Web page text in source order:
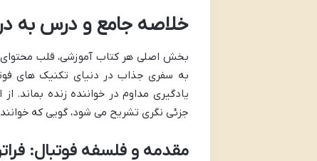
خلاصه جامع و درس به
بخش اصلی هر کتاب آموزشی، قلب محتوای
به سفری جذاب در دنیای تکنیک های
یادگیری مداوم در خواننده زنده
جزئی نگری تشریح می شود، گویی که
مقدمه و فلسفه فوتبال: